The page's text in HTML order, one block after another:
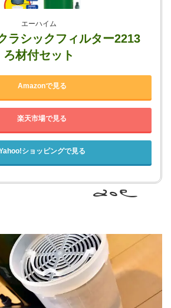
エーハイム
ラシックフィルター2213
ろ材付セット
Amazonで見る
楽天市場で見る
ショッピングで見る